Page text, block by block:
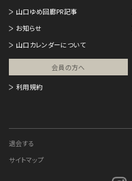
山口ゆめ回廊PR記事
お知らせ
山口カレンダーについて
会員の方へ
利用規約
退会する
サイトマップ